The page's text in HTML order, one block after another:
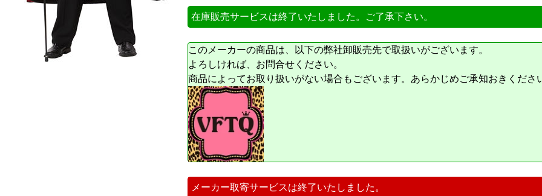
在庫販売サービスは終了いたしました。ご了承下さい。
このメーカーの商品は、以下の弊社卸販売先で取扱いがございます。
よろしければ、お問合せください。
商品によってお取り扱いがない場合もございます。あらかじめご承知おきくださ
メーカー取寄サービスは終了いたしました。